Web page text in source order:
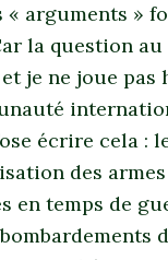
« arguments »
la question
je ne joue pas
écrire cela
des
en temps de